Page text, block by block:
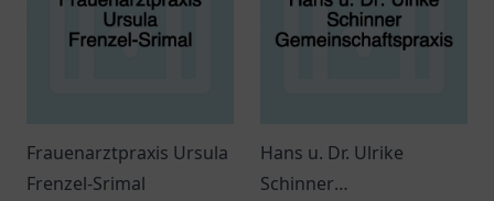
Frauenarztpraxis Ursula
Frenzel-Srimal
Hans u. Dr. Ulrike
Schinner